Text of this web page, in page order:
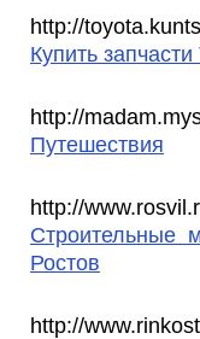
http://
Купить
http://
Путешествия
http://
Строительные
Ростов
http://